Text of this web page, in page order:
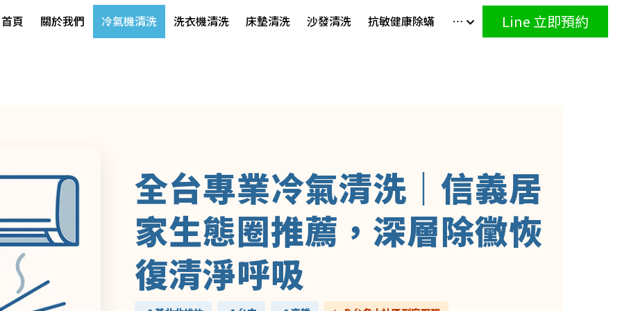
首頁 關於我們 冷氣機清洗 洗衣機清洗 床墊清洗 沙發清洗 抗敏健康除蟎 … Line 立即預約
全台專業冷氣清洗｜信義居
家生態圈推薦，深層除黴恢
復清淨呼吸